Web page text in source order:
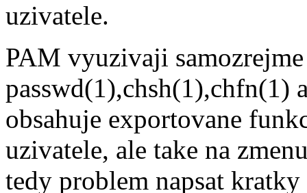
uzivatele.
PAM vyuzivaji
passwd(1),chsh(1),chfn(1)
obsahuje exportovane
uzivatele, ale take na
tedy problem napsat